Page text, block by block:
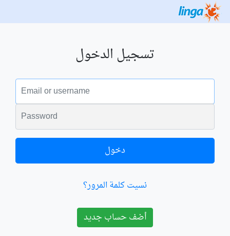
تسجيل الدخول
البريد الالكتروني
الكلمة السرية
دخول
نسيت كلمة المرور؟
أضف حساب جديد